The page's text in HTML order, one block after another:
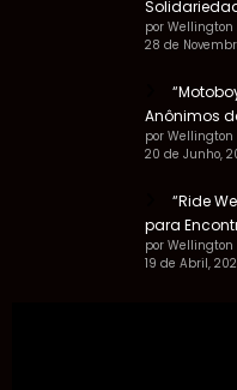
por Wellington
28 de
Anônimos
por Wellington
20 de Junho,
“Ride
para
por Wellington
19 de Abril,